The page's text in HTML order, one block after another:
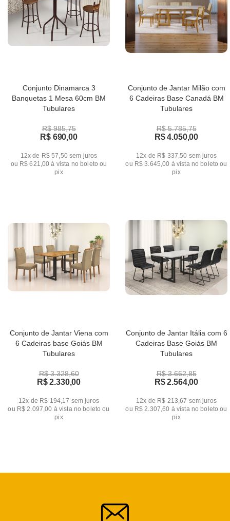
Conjunto Dinamarca 3
Banquetas 1 Mesa 60cm BM
Tubulares
R$ 985,75
R$ 690,00
12x de R$ 57,50 sem juros
ou R$ 621,00 à vista no boleto ou
pix
Conjunto de Jantar Milão com
6 Cadeiras Base Canadá BM
Tubulares
R$ 5.785,75
R$ 4.050,00
12x de R$ 337,50 sem juros
ou R$ 3.645,00 à vista no boleto ou
pix
Conjunto de Jantar Viena com
6 Cadeiras base Goiás BM
Tubulares
R$ 3.328,60
R$ 2.330,00
12x de R$ 194,17 sem juros
ou R$ 2.097,00 à vista no boleto ou
pix
Conjunto de Jantar Itália com 6
Cadeiras Base Goiás BM
Tubulares
R$ 3.662,85
R$ 2.564,00
12x de R$ 213,67 sem juros
ou R$ 2.307,60 à vista no boleto ou
pix